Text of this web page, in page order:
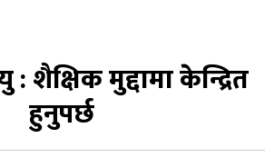
शैक्षिक मुद्दामा केन्द्रित
हुनुपर्छ